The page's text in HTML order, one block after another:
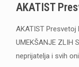
AKATIST
AKATIST
UMEKŠANJE
neprijatelja i svih